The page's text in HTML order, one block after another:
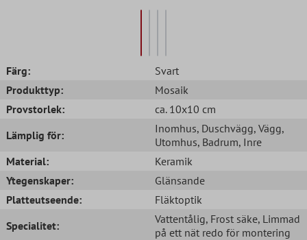
Färg:
Svart
Produkttyp:
Mosaik
Provstorlek:
ca. 10x10 cm
Lämplig för:
Inomhus, Duschvägg, Vägg,
Utomhus, Badrum, Inre
Material:
Keramik
Ytegenskaper:
Glänsande
Platteutseende:
Fläktoptik
Specialitet:
Vattentålig, Frost säke, Limmad
på ett nät redo för montering